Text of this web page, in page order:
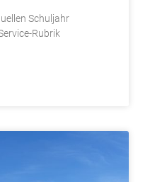
Schuljahr
Rubrik